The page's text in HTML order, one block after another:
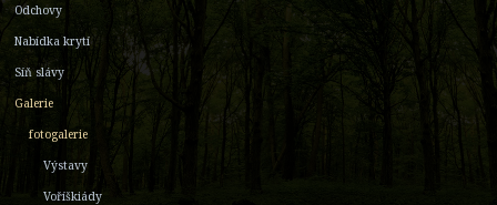
Odchovy
Nabídka krytí
Síň slávy
Galerie
fotogalerie
Výstavy
Voříškiády